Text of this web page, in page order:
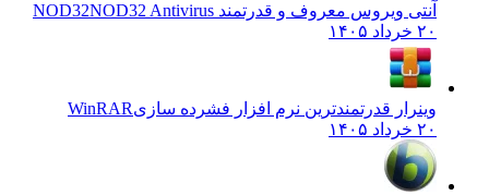
آنتی ویروس معروف و قدرتمند NOD32 NOD32 Antivirus
۲۰ خرداد ۱۴۰۵
وینرار قدرتمندترین نرم افزار فشرده سازیWinRAR
۲۰ خرداد ۱۴۰۵